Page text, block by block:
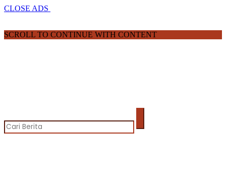
CLOSE ADS
SCROLL TO CONTINUE WITH CONTENT